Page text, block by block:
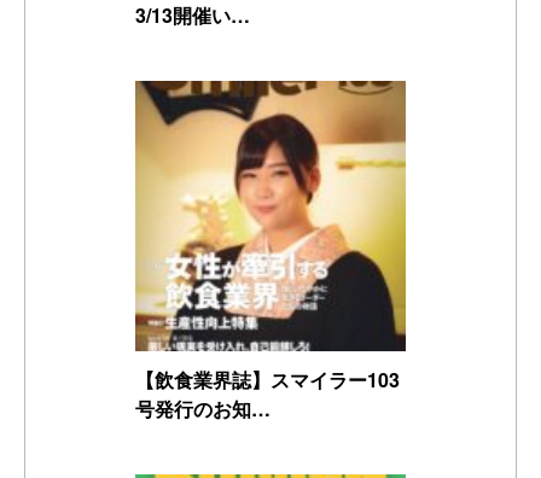
3/13開催い…
【飲食業界誌】スマイラー103
号発行のお知…